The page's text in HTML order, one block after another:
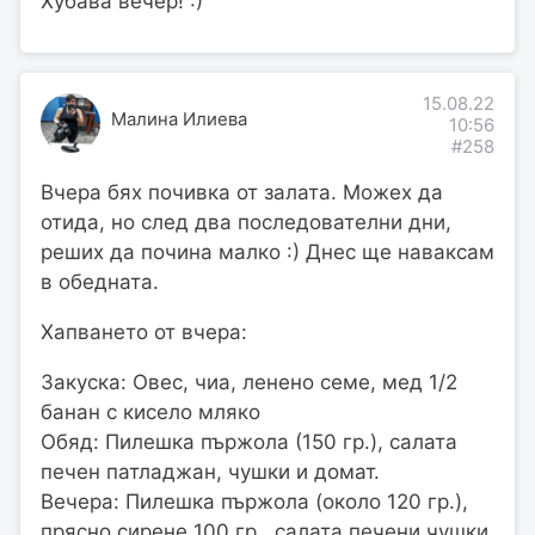
Малина Илиева
15.08.22
10:56
#258
Вчера бях почивка от залата. Можех да
отида, но след два последователни дни,
реших да почина малко :) Днес ще наваксам
в обедната.
Хапването от вчера:
Закуска: Овес, чиа, ленено семе, мед 1/2
банан с кисело мляко
Обяд: Пилешка пържола (150 гр.), салата
печен патладжан, чушки и домат.
Вечера: Пилешка пържола (около 120 гр.),